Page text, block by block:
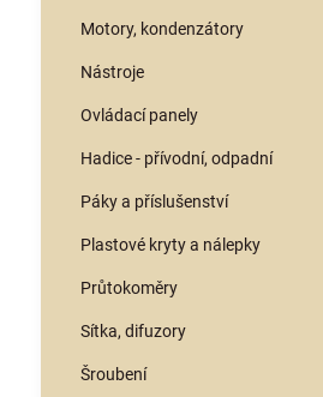
Motory, kondenzátory
Nástroje
Ovládací panely
Hadice - přívodní, odpadní
Páky a příslušenství
Plastové kryty a nálepky
Průtokoměry
Sítka, difuzory
Šroubení